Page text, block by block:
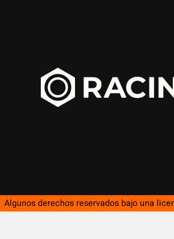
Algunos derechos reservados bajo una